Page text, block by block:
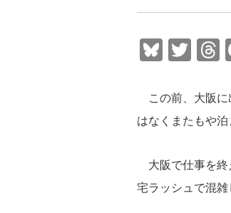
Bl
e
sk
T
tt
er
s
この前、大阪に
はなくまたもや
大阪で仕事を終
宅ラッシュで混